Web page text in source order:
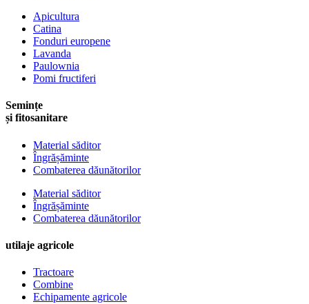
Apicultura
Catina
Fonduri europene
Lavanda
Paulownia
Pomi fructiferi
Semințe
și fitosanitare
Material săditor
Îngrășăminte
Combaterea dăunătorilor
Material săditor
Îngrășăminte
Combaterea dăunătorilor
utilaje agricole
Tractoare
Combine
Echipamente agricole